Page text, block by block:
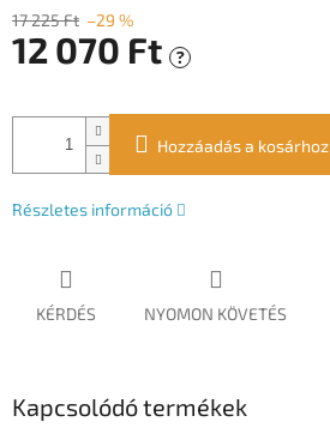
17 225 Ft –29 %
12 070 Ft ?
Hozzáadás a kosárhoz
Részletes információ
KÉRDÉS NYOMON KÖVETÉS
Kapcsolódó termékek